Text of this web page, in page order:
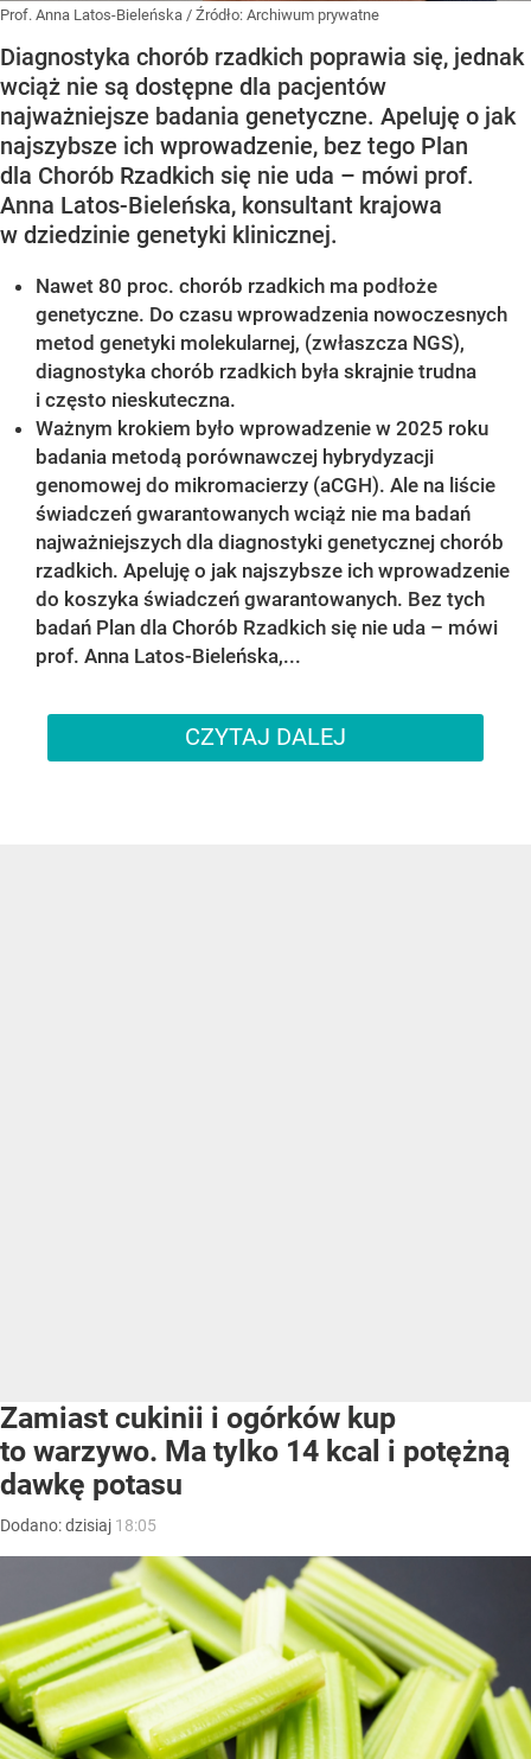
Prof. Anna Latos-Bieleńska / Źródło: Archiwum prywatne
Diagnostyka chorób rzadkich poprawia się, jednak
wciąż nie są dostępne dla pacjentów
najważniejsze badania genetyczne. Apeluję o jak
najszybsze ich wprowadzenie, bez tego Plan
dla Chorób Rzadkich się nie uda – mówi prof.
Anna Latos-Bieleńska, konsultant krajowa
w dziedzinie genetyki klinicznej.
Nawet 80 proc. chorób rzadkich ma podłoże
genetyczne. Do czasu wprowadzenia nowoczesnych
metod genetyki molekularnej, (zwłaszcza NGS),
diagnostyka chorób rzadkich była skrajnie trudna
i często nieskuteczna.
Ważnym krokiem było wprowadzenie w 2025 roku
badania metodą porównawczej hybrydyzacji
genomowej do mikromacierzy (aCGH). Ale na liście
świadczeń gwarantowanych wciąż nie ma badań
najważniejszych dla diagnostyki genetycznej chorób
rzadkich. Apeluję o jak najszybsze ich wprowadzenie
do koszyka świadczeń gwarantowanych. Bez tych
badań Plan dla Chorób Rzadkich się nie uda – mówi
prof. Anna Latos-Bieleńska,...
CZYTAJ DALEJ
Zamiast cukinii i ogórków kup
to warzywo. Ma tylko 14 kcal i potężną
dawkę potasu
Dodano:dzisiaj 18:05